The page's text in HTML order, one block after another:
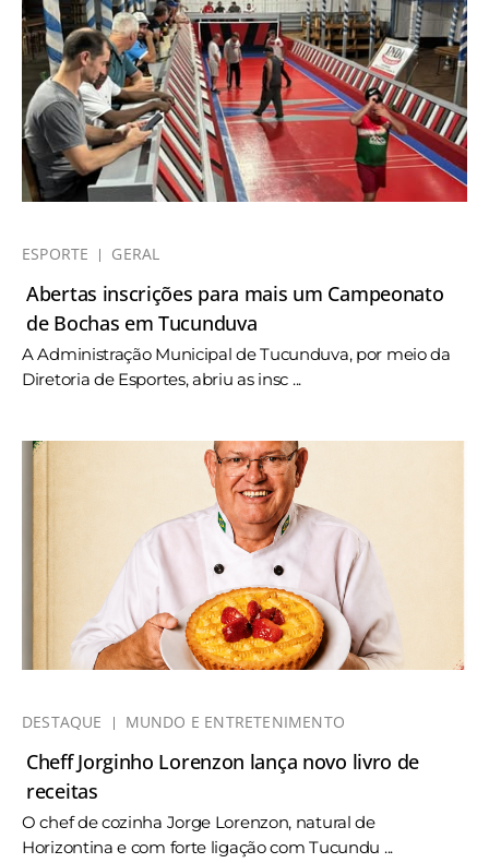
ESPORTE GERAL
Abertas inscrições para mais um Campeonato
de Bochas em Tucunduva
A Administração Municipal de Tucunduva, por meio da
Diretoria de Esportes, abriu as insc ...
DESTAQUE MUNDO E ENTRETENIMENTO
Cheff Jorginho Lorenzon lança novo livro de
receitas
O chef de cozinha Jorge Lorenzon, natural de
Horizontina e com forte ligação com Tucundu ...